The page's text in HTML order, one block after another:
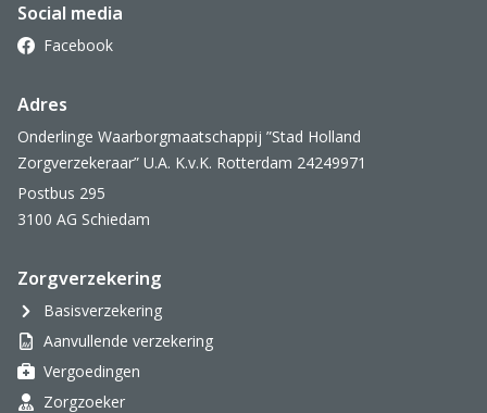
Social media
Facebook
Adres
Onderlinge Waarborgmaatschappij ”Stad Holland
Zorgverzekeraar” U.A. K.v.K. Rotterdam 24249971
Postbus 295
3100 AG Schiedam
Zorgverzekering
Basisverzekering
Aanvullende verzekering
Vergoedingen
Zorgzoeker